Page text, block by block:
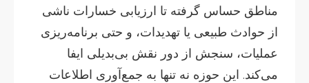
مناطق حساس گرفته تا ارزیابی خسارات ناشی
از حوادث طبیعی یا تهدیدات، و حتی برنامه‌ریزی
عملیات، سنجش از دور نقش بی‌بدیلی ایفا
می‌کند. این حوزه نه تنها به جمع‌آوری اطلاعات